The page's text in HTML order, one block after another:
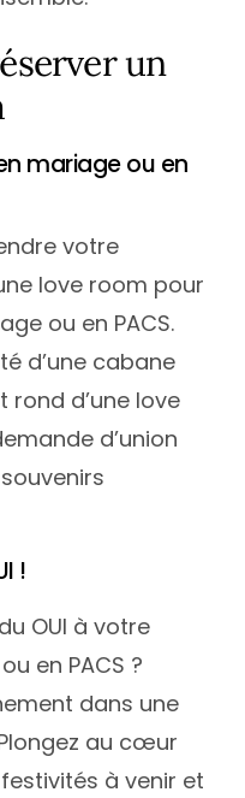
un
mariage ou en
votre
love room pour
ou en PACS.
d’une cabane
rond d’une love
d’union
!
OUI à votre
en PACS ?
dans une
au cœur
à venir et